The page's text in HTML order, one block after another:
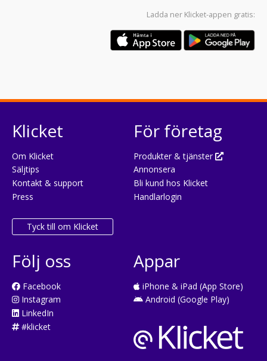
Ladda ner Klicket-appen gratis:
Klicket
Om Klicket
Säljtips
Kontakt & support
Press
Tyck till om Klicket
För företag
Produkter & tjänster
Annonsera
Bli kund hos Klicket
Handlarlogin
Följ oss
Facebook
Instagram
LinkedIn
#klicket
Appar
iPhone & iPad (App Store)
Android (Google Play)